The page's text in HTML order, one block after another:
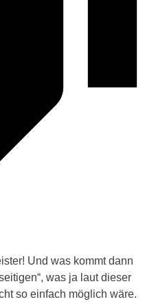
Und was kommt dann
was ja laut dieser
so einfach möglich wäre.